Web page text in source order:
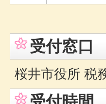
受付窓口
桜井市役所 税